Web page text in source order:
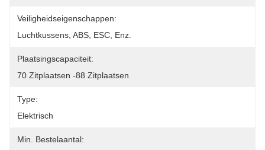
Veiligheidseigenschappen:
Luchtkussens, ABS, ESC, Enz.
Plaatsingscapaciteit:
70 Zitplaatsen -88 Zitplaatsen
Type:
Elektrisch
Min. Bestelaantal: